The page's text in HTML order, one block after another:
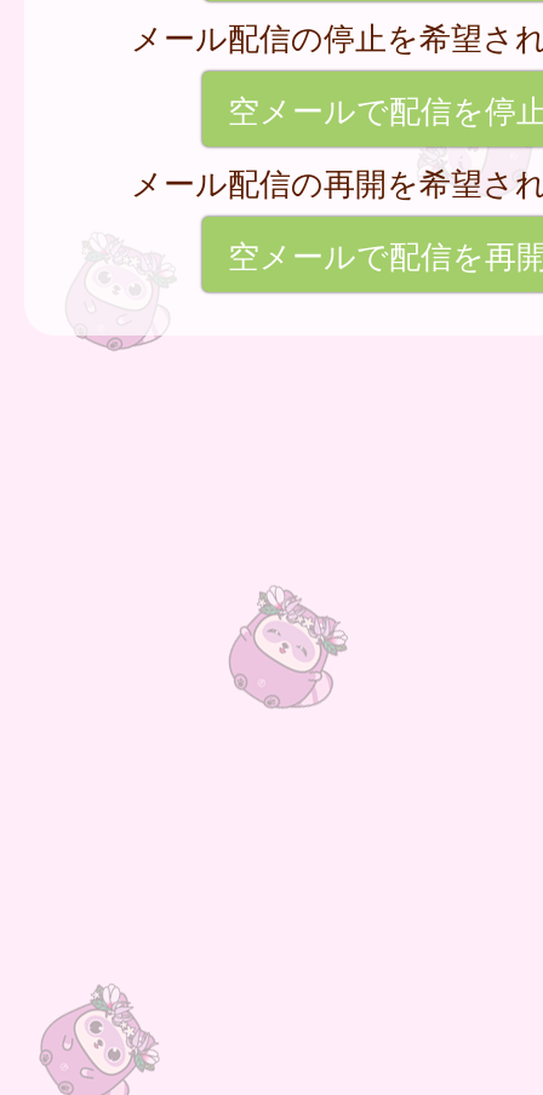
メール配信の停止を希望さ
空メールで配信を停
メール配信の再開を希望さ
空メールで配信を再